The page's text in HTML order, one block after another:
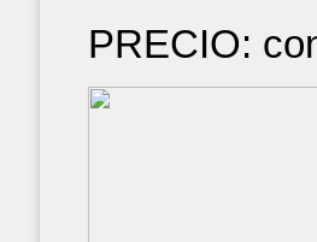
PRECIO: